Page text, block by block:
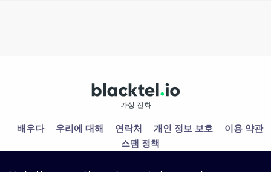
가상 전화
배우다 우리에 대해 연락처 개인 정보 보호
이용 약관
스팸 정책